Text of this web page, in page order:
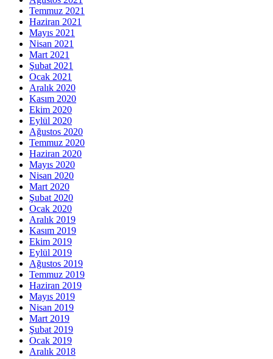
Temmuz 2021
Haziran 2021
Mayıs 2021
Nisan 2021
Mart 2021
Şubat 2021
Ocak 2021
Aralık 2020
Kasım 2020
Ekim 2020
Eylül 2020
Ağustos 2020
Temmuz 2020
Haziran 2020
Mayıs 2020
Nisan 2020
Mart 2020
Şubat 2020
Ocak 2020
Aralık 2019
Kasım 2019
Ekim 2019
Eylül 2019
Ağustos 2019
Temmuz 2019
Haziran 2019
Mayıs 2019
Nisan 2019
Mart 2019
Şubat 2019
Ocak 2019
Aralık 2018